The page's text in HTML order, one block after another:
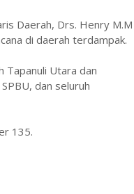
Daerah, Drs. Henry M.M
di daerah terdampak.
Tapanuli Utara dan
dan seluruh
135.